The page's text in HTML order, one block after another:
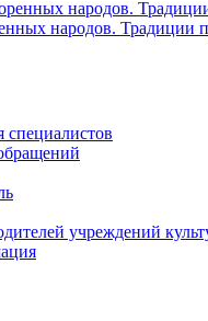
народов. Традиции
специалистов
учреждений